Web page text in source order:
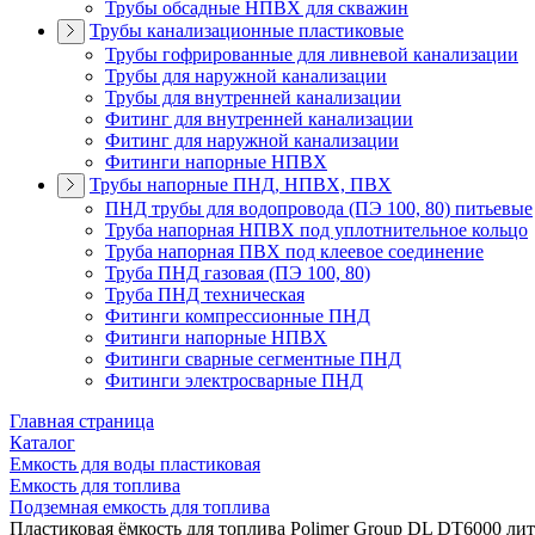
Трубы обсадные НПВХ для скважин
Трубы канализационные пластиковые
Трубы гофрированные для ливневой канализации
Трубы для наружной канализации
Трубы для внутренней канализации
Фитинг для внутренней канализации
Фитинг для наружной канализации
Фитинги напорные НПВХ
Трубы напорные ПНД, НПВХ, ПВХ
ПНД трубы для водопровода (ПЭ 100, 80) питьевые
Труба напорная НПВХ под уплотнительное кольцо
Труба напорная ПВХ под клеевое соединение
Труба ПНД газовая (ПЭ 100, 80)
Труба ПНД техническая
Фитинги компрессионные ПНД
Фитинги напорные НПВХ
Фитинги сварные сегментные ПНД
Фитинги электросварные ПНД
Главная страница
Каталог
Емкость для воды пластиковая
Емкость для топлива
Подземная емкость для топлива
Пластиковая ёмкость для топлива Polimer Group DL DT6000